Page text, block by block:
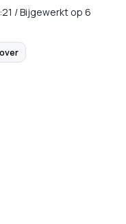
/Bijgewerkt op 6